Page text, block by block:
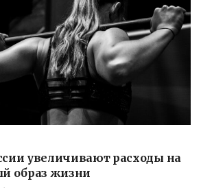
увеличивают расходы на
образ жизни